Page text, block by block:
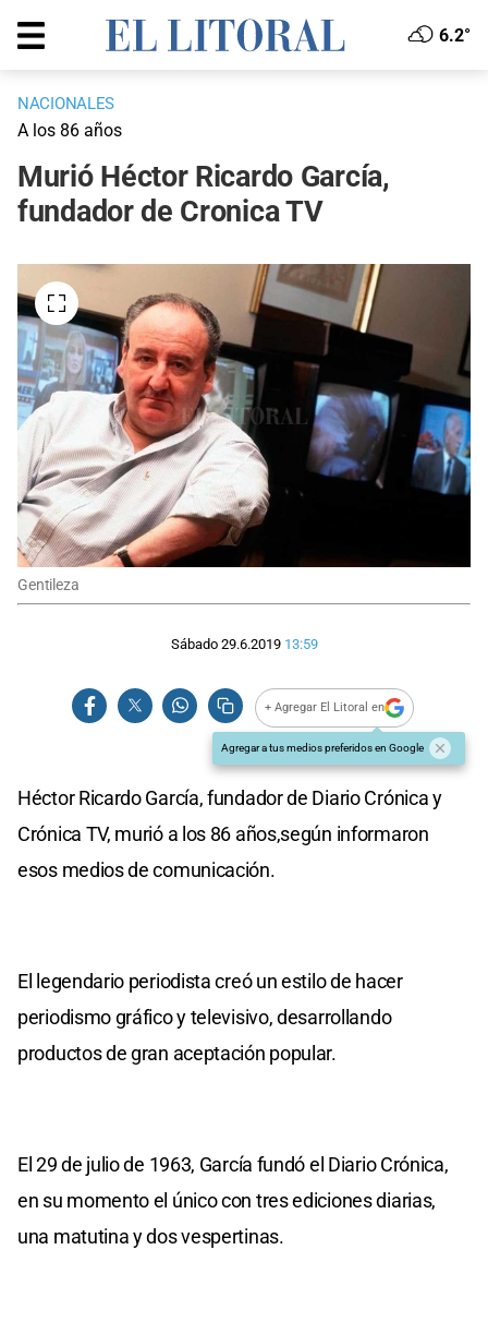
6.2°
NACIONALES
A los 86 años
Murió Héctor Ricardo García,
fundador de Cronica TV
Gentileza
Sábado 29.6.2019 13:59
+ Agregar El Litoral en
Agregar a tus medios preferidos en Google
Héctor Ricardo García, fundador de Diario Crónica y
Crónica TV, murió a los 86 años,según informaron
esos medios de comunicación.
El legendario periodista creó un estilo de hacer
periodismo gráfico y televisivo, desarrollando
productos de gran aceptación popular.
El 29 de julio de 1963, García fundó el Diario Crónica,
en su momento el único con tres ediciones diarias,
una matutina y dos vespertinas.